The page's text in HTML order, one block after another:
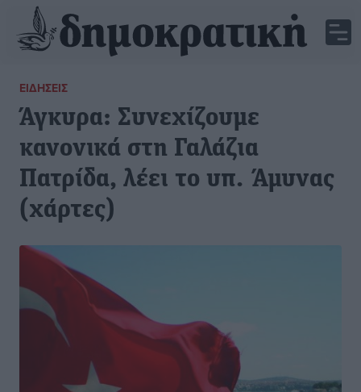
ΕΙΔΉΣΕΙΣ
Άγκυρα: Συνεχίζουμε
κανονικά στη Γαλάζια
Πατρίδα, λέει το υπ. Άμυνας
(χάρτες)